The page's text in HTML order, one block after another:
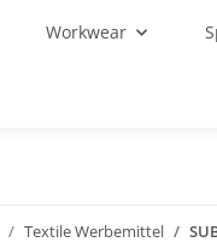
Workwear
Textile Werbemittel